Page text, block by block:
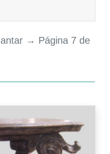
→ Página 7 de